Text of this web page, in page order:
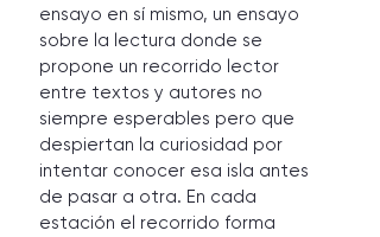
ensayo en sí mismo, un ensayo
sobre la lectura donde se
propone un recorrido lector
entre textos y autores no
siempre esperables pero que
despiertan la curiosidad por
intentar conocer esa isla antes
de pasar a otra. En cada
estación el recorrido forma